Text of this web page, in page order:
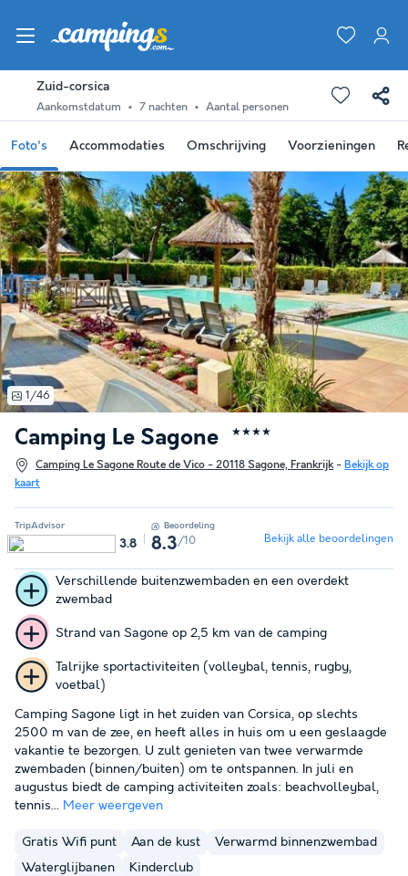
Zuid-corsica
Aankomstdatum 7 nachten Aantal personen
Foto's Accommodaties Omschrijving Voorzieningen
Camping Le Sagone ★★★★
Camping Le Sagone Route de Vico - 20118 Sagone, Frankrijk- Bekijk op
kaart
1/46
TripAdvisor
3.8
Beoordeling
8.3/10 Bekijk alle beoordelingen
Verschillende buitenzwembaden en een overdekt
zwembad
Strand van Sagone op 2,5 km van de camping
Talrijke sportactiviteiten (volleybal, tennis, rugby,
voetbal)
Camping Sagone ligt in het zuiden van Corsica, op slechts
2500 m van de zee, en heeft alles in huis om u een geslaagde
vakantie te bezorgen. U zult genieten van twee verwarmde
zwembaden (binnen/buiten) om te ontspannen. In juli en
augustus biedt de camping activiteiten zoals: beachvolleybal,
tennis... Meer weergeven
Gratis Wifi punt Aan de kust
Verwarmd binnenzwembad
Waterglijbanen
Kinderclub